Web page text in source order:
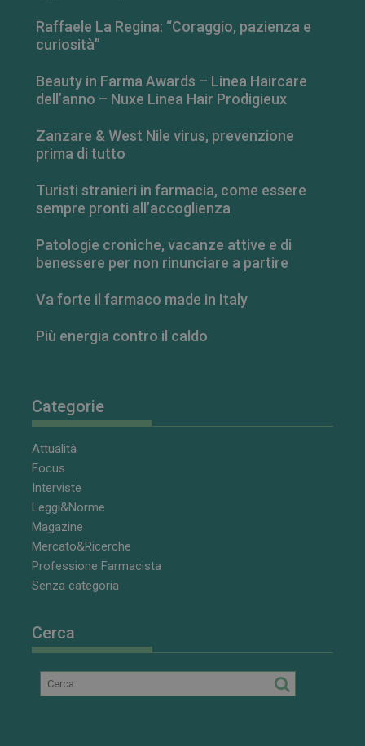
Raffaele La Regina: “Coraggio, pazienza e
curiosità”
Beauty in Farma Awards – Linea Haircare
dell’anno – Nuxe Linea Hair Prodigieux
Zanzare & West Nile virus, prevenzione
prima di tutto
Turisti stranieri in farmacia, come essere
sempre pronti all’accoglienza
Patologie croniche, vacanze attive e di
benessere per non rinunciare a partire
Va forte il farmaco made in Italy
Più energia contro il caldo
Categorie
Attualità
Focus
Interviste
Leggi&Norme
Magazine
Mercato&Ricerche
Professione Farmacista
Senza categoria
Cerca
_ga_RV9MB13F2Q .farmamese.it
_ga